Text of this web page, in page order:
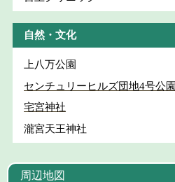
自然・文化
上八万公園
センチュリーヒルズ団地4号公園
宅宮神社
瀧宮天王神社
周辺地図